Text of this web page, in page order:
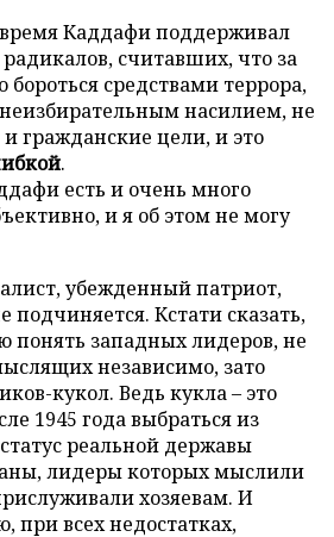
время Каддафи поддерживал
считавших, что за
средствами террора,
насилием, не
гражданские цели, и это
.
есть и очень много
и я об этом не могу
убежденный патриот,
Кстати сказать,
понять западных лидеров, не
независимо, зато
кукол. Ведь кукла – это
1945 года выбраться из
реальной державы
лидеры которых мыслили
хозяевам. И
при всех недостатках,